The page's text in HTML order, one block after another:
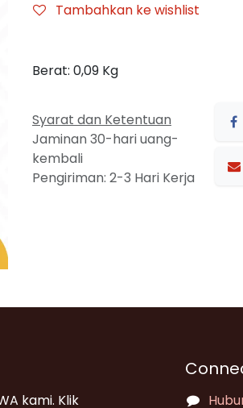
Tambahkan ke wishlist
Berat: 0,09 Kg
Syarat dan Ketentuan
Jaminan 30-hari uang-
kembali
Pengiriman: 2-3 Hari Kerja
kami. Klik